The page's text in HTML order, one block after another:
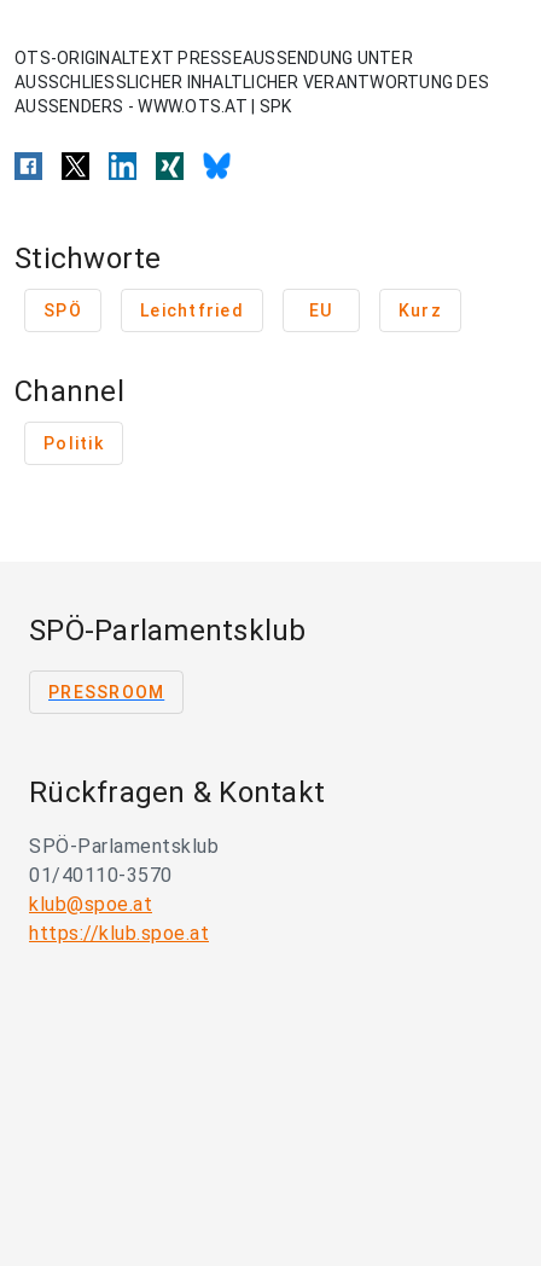
OTS-ORIGINALTEXT PRESSEAUSSENDUNG UNTER
AUSSCHLIESSLICHER INHALTLICHER VERANTWORTUNG DES
AUSSENDERS - WWW.OTS.AT | SPK
Stichworte
SPÖ Leichtfried EU Kurz
Channel
Politik
SPÖ-Parlamentsklub
PRESSROOM
Rückfragen & Kontakt
SPÖ-Parlamentsklub
01/40110-3570
klub@spoe.at
https://klub.spoe.at